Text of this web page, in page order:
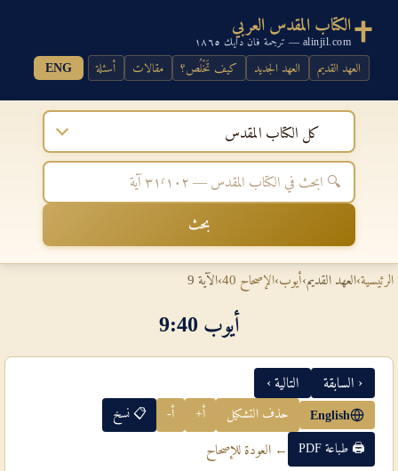
الكتاب المقدس العربي
alinjil.com — ترجمة فان دايك ١٨٦٥
العهد القديم العهد الجديد كيف تَخْلُص؟ مقالات أسئلة ENG
كل الكتاب المقدس
بحث
الرئيسية›العهد القديم›أيوب›الإصحاح 40 ›الآية 9
أيوب 40‏:‏9
‹ السابقة التالية ›
English حذف التشكيل أ+ أ- 📋 نسخ
🖨 طباعة PDF ← العودة للإصحاح